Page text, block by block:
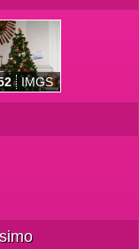
IMGS